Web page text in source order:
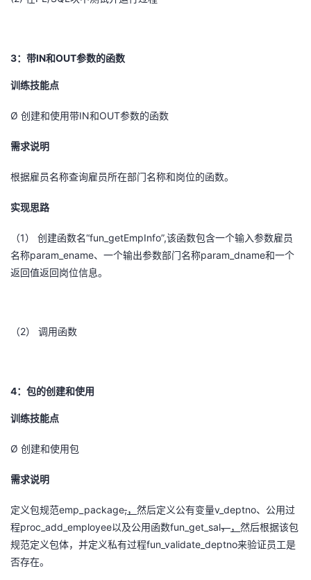
3： 带IN和OUT参数的函数
训练技能点
Ø 创建和使用带IN和 OUT参数的函数
需求说明
根据雇员名称查询雇员所在部门名称和岗位的函数。
实现思路
（1） 创建函数名“fun_getEmpInfo”,该函数包含一个输入参数雇员
名称param_ename、一个输出参数部门名称param_dname和一个
返回值返回岗位信息。
（2） 调用函数
4： 包的创建和使用
训练技能点
Ø 创建和使用包
需求说明
定义包规范emp_package,， 然后定义公有变量v_deptno、公用过
程proc_add_employee以及公用函数fun_get_sal，， 然后根据该包
规范定义包体，并定义私有过程fun_validate_deptno来验证员工是
否存在。